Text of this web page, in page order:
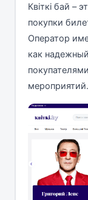
Квіткі бай –
покупки
Оператор
как
мероприятий.